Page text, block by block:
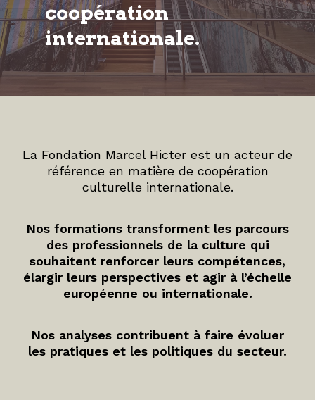
coopération
internationale.
La Fondation Marcel Hicter est un acteur de
référence en matière de coopération
culturelle internationale.
Nos formations transforment les parcours
des professionnels de la culture qui
souhaitent renforcer leurs compétences,
élargir leurs perspectives et agir à l’échelle
européenne ou internationale.
Nos analyses contribuent à faire évoluer
les pratiques et les politiques du secteur.